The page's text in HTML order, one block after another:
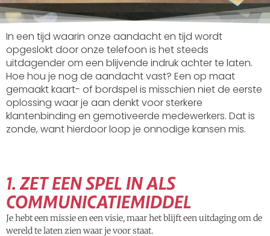
In een tijd waarin onze aandacht en tijd wordt
opgeslokt door onze telefoon is het steeds
uitdagender om een blijvende indruk achter te laten.
Hoe hou je nog de aandacht vast? Een op maat
gemaakt kaart- of bordspel is misschien niet de eerste
oplossing waar je aan denkt voor sterkere
klantenbinding en gemotiveerde medewerkers. Dat is
zonde, want hierdoor loop je onnodige kansen mis.
1. ZET EEN SPEL IN ALS
COMMUNICATIEMIDDEL
Je hebt een missie en een visie, maar het blijft een uitdaging om de
wereld te laten zien waar je voor staat.